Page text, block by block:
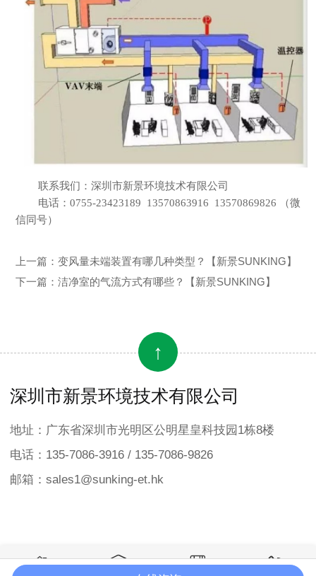
联系我们：深圳市新景环境技术有限公司
电话： 0755-23423189 13570863916 13570869826 （微
信同号）
上一篇： 变风量未端装置有哪几种类型？【新景SUNKING】
下一篇： 洁净室的气流方式有哪些？【新景SUNKING】
↑
深圳市新景环境技术有限公司
地址：广东省深圳市光明区公明星皇科技园1栋8楼
电话：135-7086-3916 / 135-7086-9826
邮箱：sales1@sunking-et.hk
   